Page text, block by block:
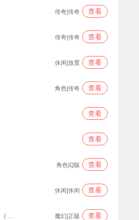
传奇|传奇 查看
传奇|传奇 查看
休闲|放置 查看
角色|传奇 查看
查看
查看
角色|Q版 查看
休闲|休闲 查看
魔幻|正版 查看